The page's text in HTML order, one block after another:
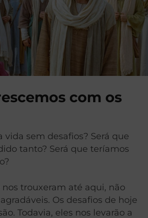
com os
vida sem desafios? Será que
tanto? Será que teríamos
nos trouxeram até aqui, não
Os desafios de hoje
Todavia, eles nos levarão a